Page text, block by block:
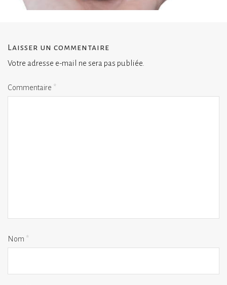
Laisser un commentaire
Votre adresse e-mail ne sera pas publiée.
Commentaire *
Nom *